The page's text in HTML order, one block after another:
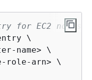
for EC2 nodes
\
name> \
role-arn> \